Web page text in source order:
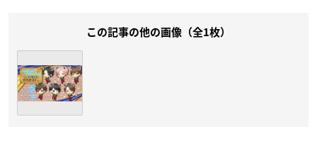
この記事の他の画像（全1枚）